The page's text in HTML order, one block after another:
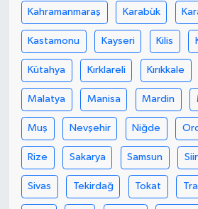
Kahramanmaraş Karabük
Kastamonu Kayseri Kilis
Kütahya Kırklareli Kırıkkale
Malatya Manisa Mardin
Muş Nevşehir Niğde
Rize Sakarya Samsun
Sivas Tekirdağ Tokat